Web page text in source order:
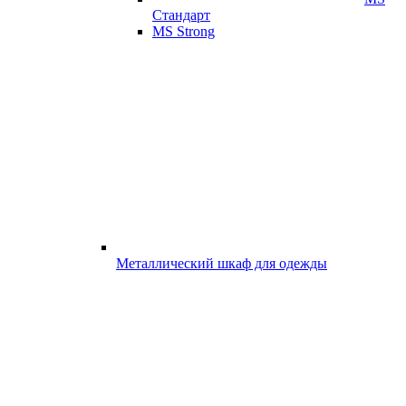
Стандарт
MS Strong
Металлический шкаф для одежды